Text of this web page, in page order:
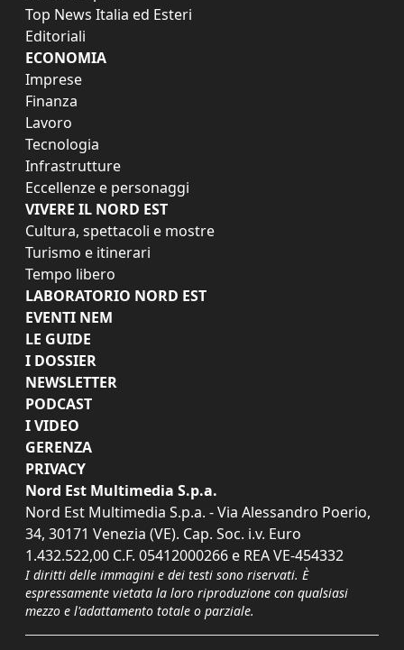
Top News Italia ed Esteri
Editoriali
ECONOMIA
Imprese
Finanza
Lavoro
Tecnologia
Infrastrutture
Eccellenze e personaggi
VIVERE IL NORD EST
Cultura, spettacoli e mostre
Turismo e itinerari
Tempo libero
LABORATORIO NORD EST
EVENTI NEM
LE GUIDE
I DOSSIER
NEWSLETTER
PODCAST
I VIDEO
GERENZA
PRIVACY
Nord Est Multimedia S.p.a.
Nord Est Multimedia S.p.a. - Via Alessandro Poerio,
34, 30171 Venezia (VE). Cap. Soc. i.v. Euro
1.432.522,00 C.F. 05412000266 e REA VE-454332
I diritti delle immagini e dei testi sono riservati. È
espressamente vietata la loro riproduzione con qualsiasi
mezzo e l'adattamento totale o parziale.